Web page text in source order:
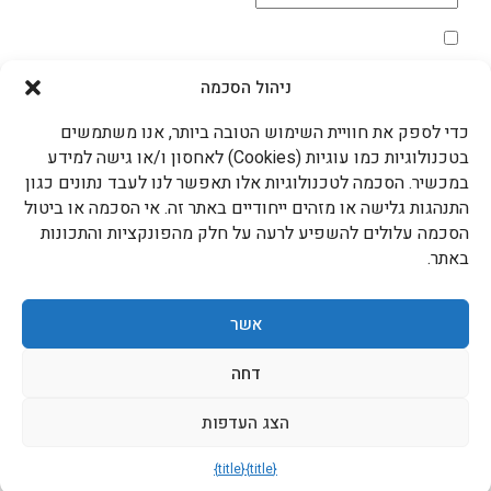
ניהול הסכמה
כדי לספק את חוויית השימוש הטובה ביותר, אנו משתמשים
בטכנולוגיות כמו עוגיות (Cookies) לאחסון ו/או גישה למידע
במכשיר. הסכמה לטכנולוגיות אלו תאפשר לנו לעבד נתונים כגון
התנהגות גלישה או מזהים ייחודיים באתר זה. אי הסכמה או ביטול
הסכמה עלולים להשפיע לרעה על חלק מהפונקציות והתכונות
באתר.
אשר
דחה
הצג העדפות
{title}
{title}
שליחה >
עדידה גם ברשתות החברתיות
עדידה בטלפון
המותגים המובילים שלנו
נבנה ע״י לאבה אינטראקטיב